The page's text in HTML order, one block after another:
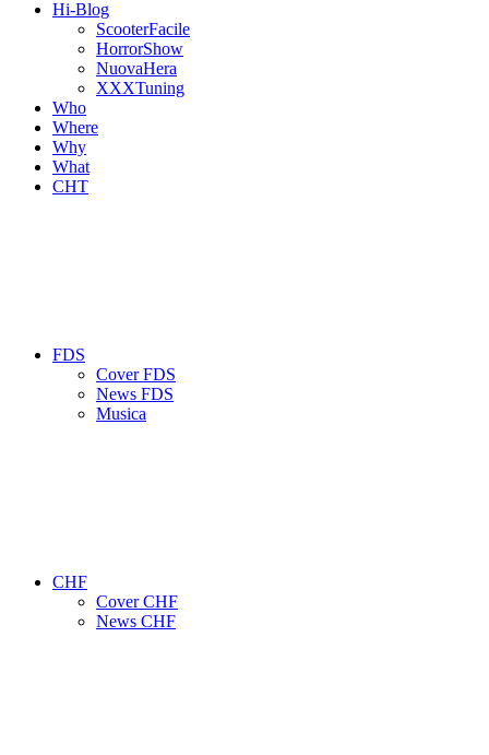
Hi-Blog
ScooterFacile
HorrorShow
NuovaHera
XXXTuning
Who
Where
Why
What
CHT
FDS
Cover FDS
News FDS
Musica
CHF
Cover CHF
News CHF